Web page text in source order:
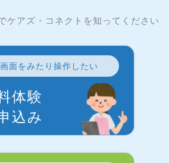
ケアズ・コネクトを知ってください
面をみたり操作したい
体験
込み